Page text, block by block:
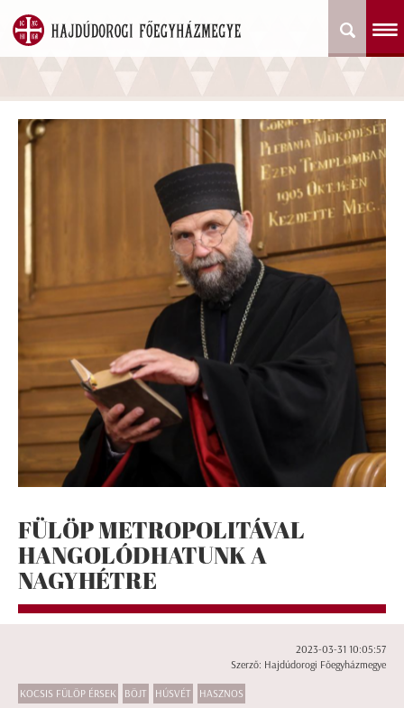
FÜLÖP METROPOLITÁVAL
HANGOLÓDHATUNK A
NAGYHÉTRE
2023-03-31 10:05:57
Szerző: Hajdúdorogi Főegyházmegye
KOCSIS FÜLÖP ÉRSEK BÖJT HÚSVÉT HASZNOS